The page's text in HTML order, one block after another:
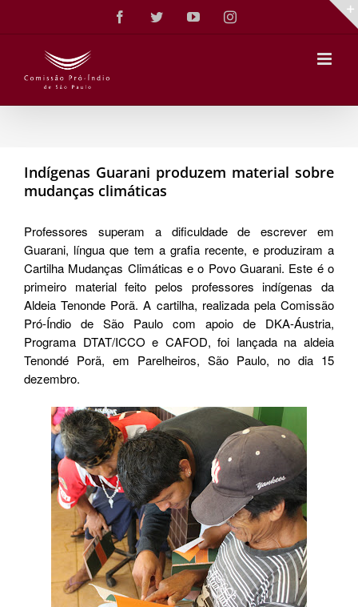
conteúdo
FacebookTwitterYouTubeInstagram
Indígenas Guarani produzem material sobre
mudanças climáticas
Professores superam a dificuldade de escrever em
Guarani, língua que tem a grafia recente, e produziram a
Cartilha Mudanças Climáticas e o Povo Guarani. Este é o
primeiro material feito pelos professores indígenas da
Aldeia Tenonde Porã. A cartilha, realizada pela Comissão
Pró-Índio de São Paulo com apoio de DKA-Áustria,
Programa DTAT/ICCO e CAFOD, foi lançada na aldeia
Tenondé Porã, em Parelheiros, São Paulo, no dia 15
dezembro.